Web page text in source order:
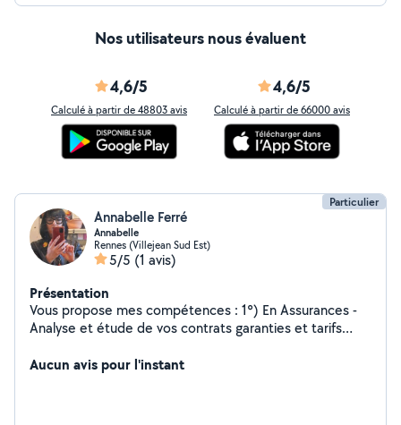
Nos utilisateurs nous évaluent
4,6/5
Calculé à partir de 48803 avis
4,6/5
Calculé à partir de 66000 avis
Particulier
Annabelle Ferré
Annabelle
Rennes (Villejean Sud Est)
5/5 (1 avis)
Présentation
Vous propose mes compétences : 1°) En Assurances -
Analyse et étude de vos contrats garanties et tarifs
évitant les doublons de contrat. Explication et aides
Aucun avis pour l'instant